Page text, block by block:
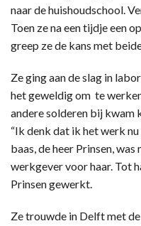
naar de huishoudschool.
Toen ze na een tijdje een
greep ze de kans met
Ze ging aan de slag in
het geweldig om te
andere solderen bij kwam
“Ik denk dat ik het werk
baas, de heer Prinsen,
werkgever voor haar. Tot
Prinsen gewerkt.
Ze trouwde in Delft met